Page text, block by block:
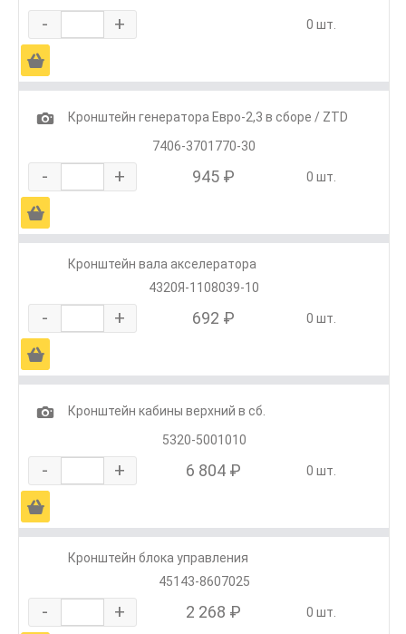
- + 0 шт.
Ä
1
Кронштейн генератора Евро-2,3 в сборе / ZTD
7406-3701770-30
- + 945 ₽ 0 шт.
Ä
Кронштейн вала акселератора
4320Я-1108039-10
- + 692 ₽ 0 шт.
Ä
1
Кронштейн кабины верхний в сб.
5320-5001010
- + 6 804 ₽ 0 шт.
Ä
Кронштейн блока управления
45143-8607025
- + 2 268 ₽ 0 шт.